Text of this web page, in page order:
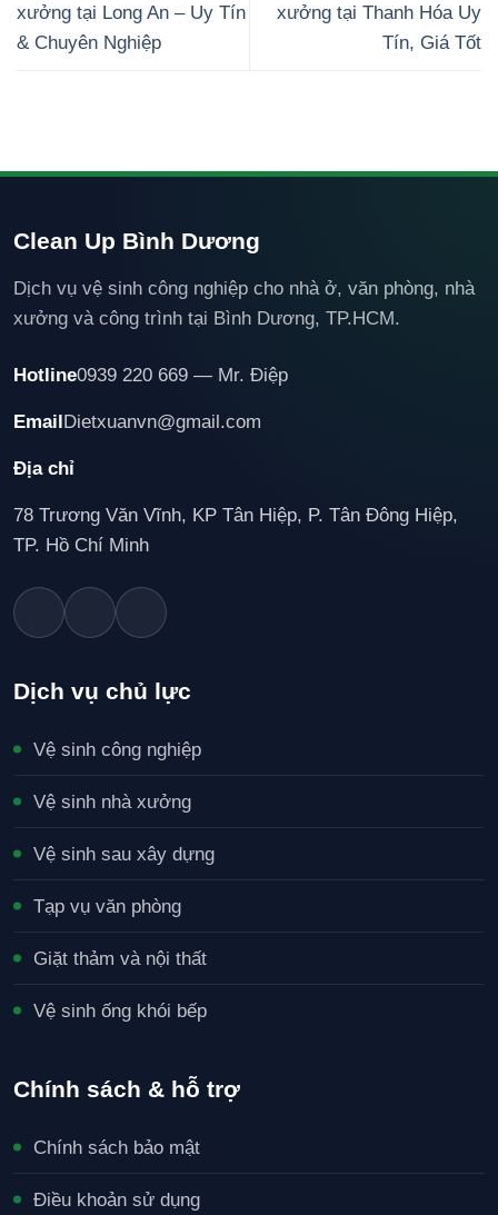
xưởng tại Long An – Uy Tín
& Chuyên Nghiệp
xưởng tại Thanh Hóa Uy
Tín, Giá Tốt
Clean Up Bình Dương
Dịch vụ vệ sinh công nghiệp cho nhà ở, văn phòng, nhà
xưởng và công trình tại Bình Dương, TP.HCM.
Hotline0939 220 669 — Mr. Điệp
Email Dietxuanvn@gmail.com
Địa chỉ
78 Trương Văn Vĩnh, KP Tân Hiệp, P. Tân Đông Hiệp,
TP. Hồ Chí Minh
Dịch vụ chủ lực
Vệ sinh công nghiệp
Vệ sinh nhà xưởng
Vệ sinh sau xây dựng
Tạp vụ văn phòng
Giặt thảm và nội thất
Vệ sinh ống khói bếp
Chính sách & hỗ trợ
Chính sách bảo mật
Điều khoản sử dụng